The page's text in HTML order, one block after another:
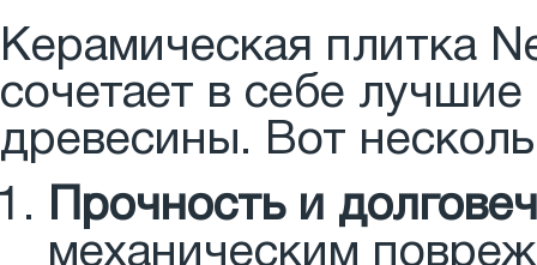
Керамическая плитка
сочетает в себе
древесины. Вот
Прочность и
механическим